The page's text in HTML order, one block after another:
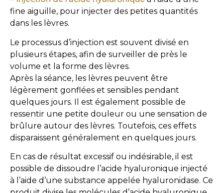
fine aiguille, pour injecter des petites quantités
dans les lèvres.
Le processus d’injection est souvent divisé en
plusieurs étapes, afin de surveiller de près le
volume et la forme des lèvres.
Après la séance, les lèvres peuvent être
légèrement gonflées et sensibles pendant
quelques jours. Il est également possible de
ressentir une petite douleur ou une sensation de
brûlure autour des lèvres. Toutefois, ces effets
disparaissent généralement en quelques jours.
En cas de résultat excessif ou indésirable, il est
possible de dissoudre l’acide hyaluronique injecté
à l’aide d’une substance appelée hyaluronidase. Ce